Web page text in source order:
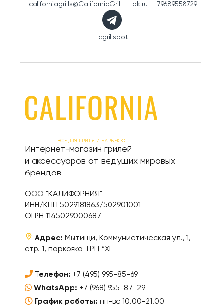
californiagrills@CaliforniaGrill ok.ru 79689558729
cgrillsbot
ВСЕ ДЛЯ ГРИЛЯ И БАРБЕКЮ
Интернет-магазин грилей
и аксессуаров от ведущих мировых
брендов
ООО "КАЛИФОРНИЯ"
ИНН/КПП 5029181863/502901001
ОГРН 1145029000687
Адрес: Мытищи, Коммунистическая ул., 1,
стр. 1, парковка ТРЦ “XL
Телефон: +7 (495) 995-85-69
WhatsApp: +7 (968) 955-87-29
График работы: пн-вс 10.00-21.00